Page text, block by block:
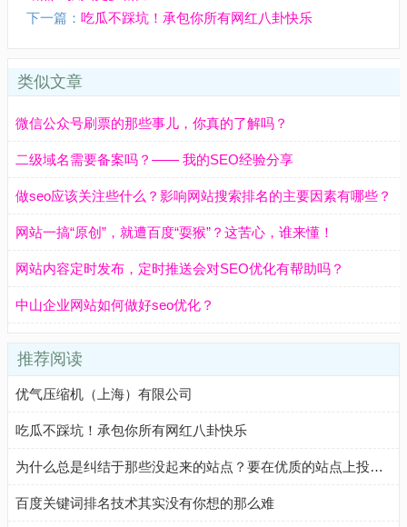
下一篇： 吃瓜不踩坑！承包你所有网红八卦快乐
类似文章
微信公众号刷票的那些事儿，你真的了解吗？
二级域名需要备案吗？—— 我的SEO经验分享
做seo应该关注些什么？影响网站搜索排名的主要因素有哪些？
网站一搞“原创”，就遭百度“耍猴”？这苦心，谁来懂！
网站内容定时发布，定时推送会对SEO优化有帮助吗？
中山企业网站如何做好seo优化？
推荐阅读
优气压缩机（上海）有限公司
吃瓜不踩坑！承包你所有网红八卦快乐
为什么总是纠结于那些没起来的站点？要在优质的站点上投入更多精力！
百度关键词排名技术其实没有你想的那么难